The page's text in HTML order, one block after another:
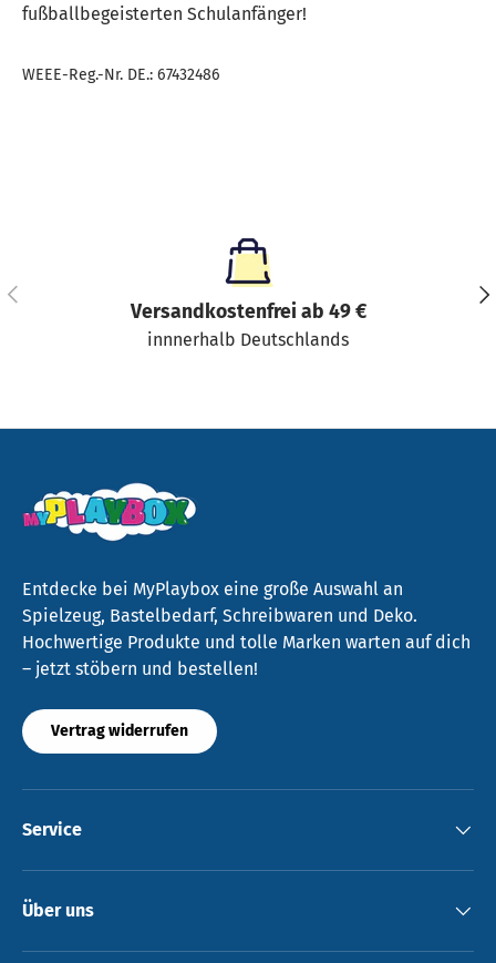
fußballbegeisterten Schulanfänger!
WEEE-Reg.-Nr. DE.: 67432486
Vorherige
Versandkostenfrei ab 49 €
innnerhalb Deutschlands
Entdecke bei MyPlaybox eine große Auswahl an
Spielzeug, Bastelbedarf, Schreibwaren und Deko.
Hochwertige Produkte und tolle Marken warten auf dich
– jetzt stöbern und bestellen!
Vertrag widerrufen
Service
Über uns